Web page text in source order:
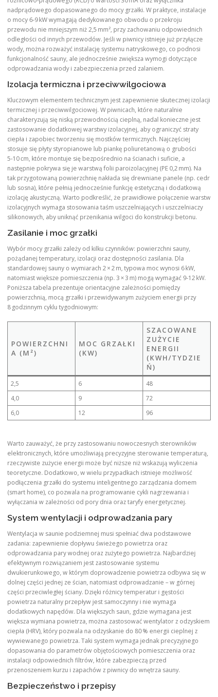
nadprądowego dopasowanego do mocy grzałki. W praktyce, instalacje
o mocy 6‑9 kW wymagają dedykowanego obwodu o przekroju
przewodu nie mniejszym niż 2,5 mm², przy zachowaniu odpowiednich
odległości od innych przewodów. Jeśli w piwnicy istnieje już przyłącze
wody, można rozważyć instalację systemu natryskowego, co podnosi
funkcjonalność sauny, ale jednocześnie zwiększa wymogi dotyczące
odprowadzania wody i zabezpieczenia przed zalaniem.
Izolacja termiczna i przeciwwilgociowa
Kluczowym elementem technicznym jest zapewnienie skutecznej izolacji
termicznej i przeciwwilgociowej. W piwnicach, które naturalnie
charakteryzują się niską przewodnością cieplną, nadal konieczne jest
zastosowanie dodatkowej warstwy izolacyjnej, aby ograniczyć straty
ciepła i zapobiec tworzeniu się mostków termicznych. Najczęściej
stosuje się płyty styropianowe lub piankę poliuretanową o grubości
5‑10 cm, które montuje się bezpośrednio na ścianach i suficie, a
następnie pokrywa się je warstwą folii paroizolacyjnej (PE 0,2 mm). Na
tak przygotowaną powierzchnię nakłada się drewniane panele (np. cedr
lub sosna), które pełnią jednocześnie funkcję estetyczną i dodatkową
izolację akustyczną. Warto podkreślić, że prawidłowe połączenie warstw
izolacyjnych wymaga stosowania taśm uszczelniających i uszczelniaczy
silikonowych, aby uniknąć przenikania wilgoci do konstrukcji betonu.
Zasilanie i moc grzałki
Wybór mocy grzałki zależy od kilku czynników: powierzchni sauny,
pożądanej temperatury, izolacji oraz dostępności zasilania. Dla
standardowej sauny o wymiarach 2 × 2 m, typowa moc wynosi 6 kW,
natomiast większe pomieszczenia (np. 3 × 3 m) mogą wymagać 9‑12 kW.
Poniższa tabela prezentuje orientacyjne zależności pomiędzy
powierzchnią, mocą grzałki i przewidywanym zużyciem energii przy
8 godzinnym cyklu tygodniowym:
POWIERZCHNI
A (M²)
MOC GRZAŁKI
(KW)
SZACOWANE
ZUŻYCIE
ENERGII
(KWH/TYDZIE
Ń)
2,5 6
48
4,0
9
72
6,0
12 96
Warto zauważyć, że przy zastosowaniu nowoczesnych sterowników
elektronicznych, które umożliwiają precyzyjne sterowanie temperaturą,
rzeczywiste zużycie energii może być niższe niż wskazują wyliczenia
teoretyczne. Dodatkowo, w wielu przypadkach istnieje możliwość
podłączenia grzałki do systemu inteligentnego zarządzania domem
(smart home), co pozwala na programowanie cykli nagrzewania i
wyłączania w zależności od pory dnia oraz taryfy energetycznej.
System wentylacji i odprowadzania pary
Wentylacja w saunie podziemnej musi spełniać dwa podstawowe
zadania: zapewnienie dopływu świeżego powietrza oraz
odprowadzania pary wodnej oraz zużytego powietrza. Najbardziej
efektywnym rozwiązaniem jest zastosowanie systemu
dwukierunkowego, w którym doprowadzenie powietrza odbywa się w
dolnej części jednej ze ścian, natomiast odprowadzanie – w górnej
części przeciwległej ściany. Dzięki różnicy temperatur i gęstości
powietrza naturalny przepływ jest samoczynny i nie wymaga
dodatkowych napędów. Dla większych saun, gdzie wymagana jest
większa wymiana powietrza, można zastosować wentylator z odzyskiem
ciepła (HRV), który pozwala na odzyskanie do 80 % energii cieplnej z
wywiewanego powietrza. Taki system wymaga jednak precyzyjnego
dopasowania do parametrów objętościowych pomieszczenia oraz
instalacji odpowiednich filtrów, które zabezpieczą przed
przenoszeniem kurzu i zapachów z piwnicy do wnętrza sauny.
Bezpieczeństwo i przepisy